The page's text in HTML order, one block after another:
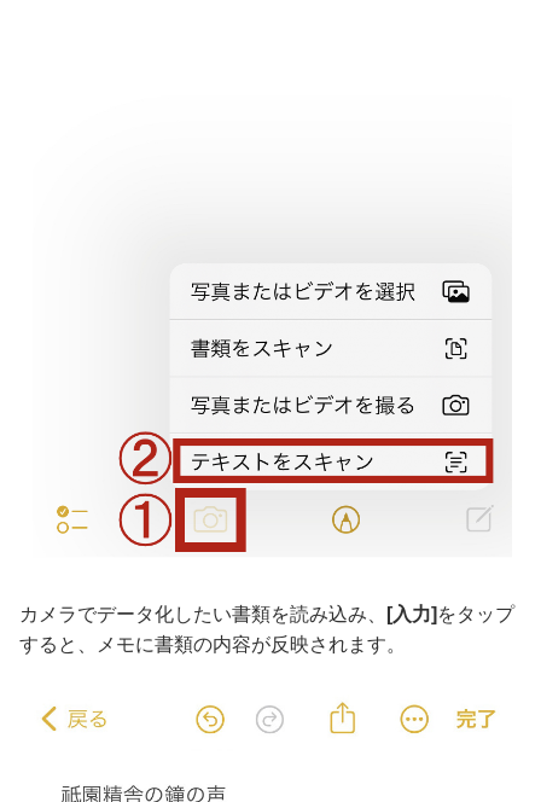
カメラでデータ化したい書類を読み込み、 [入力] をタップ
すると、メモに書類の内容が反映されます。